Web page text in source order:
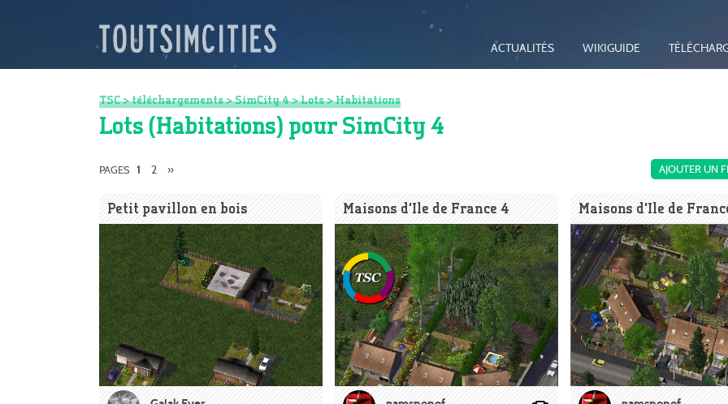
ACTUALITÉS WIKIGUIDE
TSC>téléchargements>SimCity 4>Lots>Habitations
Lots (Habitations) pour SimCity 4
AJOUTER UN
PAGES 1 2 »
Petit pavillon en bois Maisons d'Ile de France 4 Maisons d'Ile de